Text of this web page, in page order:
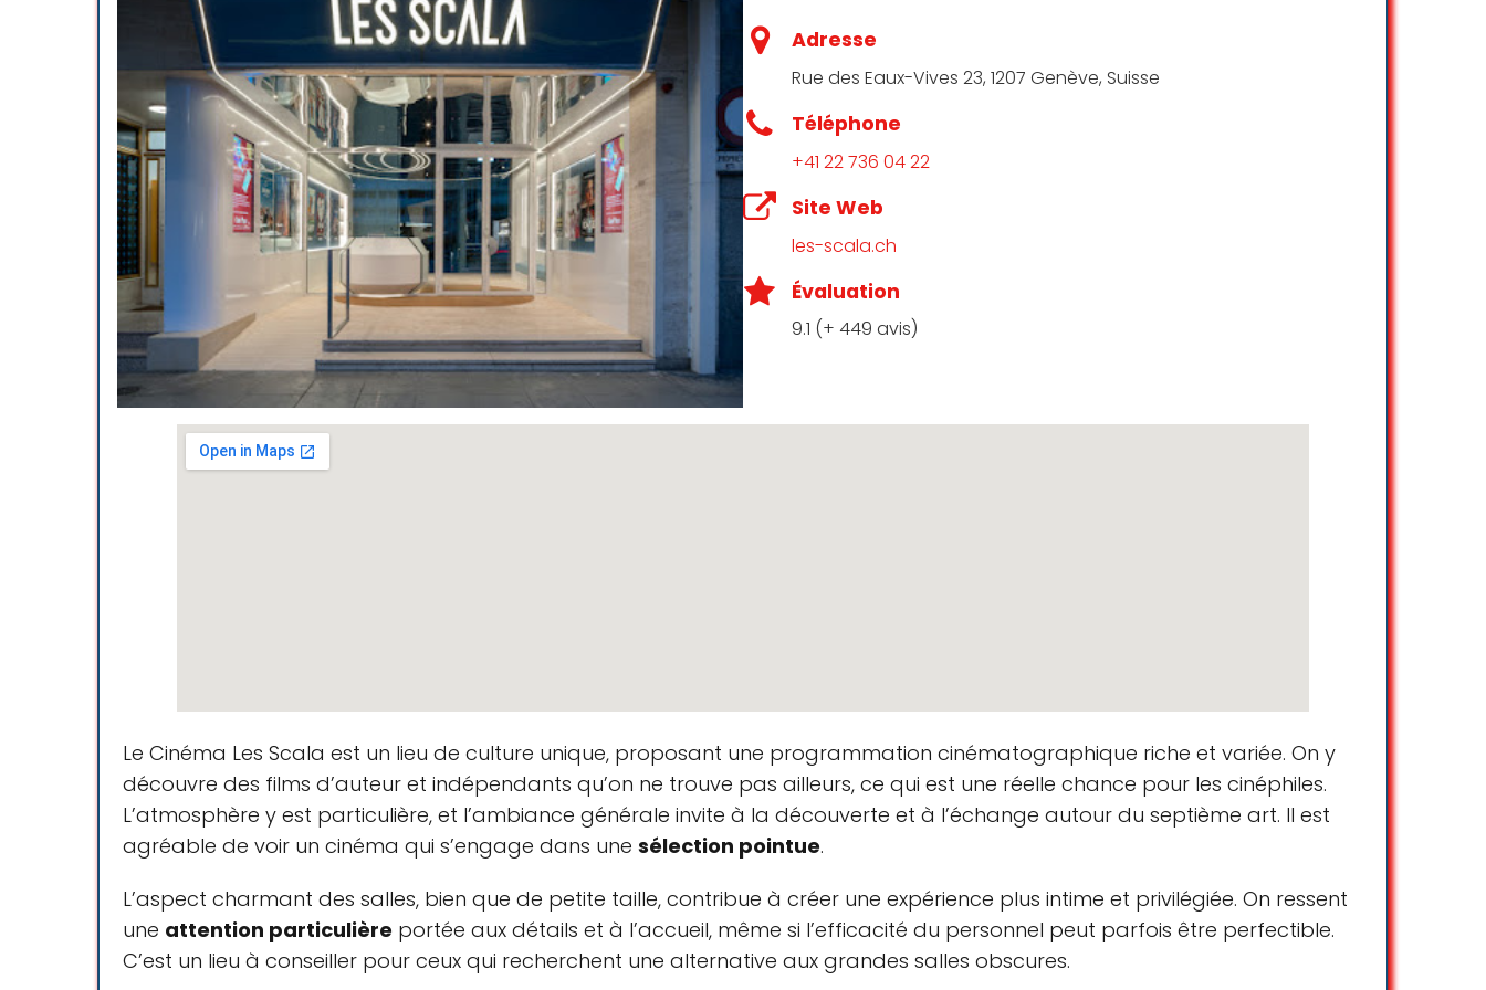
Paiements mobiles NFC
Personnel accueillant et sympathique, mes expériences dans ces cinémas ont toujours été formidables, appréciation
particulière pour le festival des films palestiniens ” Palestine filmer c’est exister ” je dirais eye opening merci pour votre
organisation
Ce cinéma bénéficie d’une programmation et d’un choix exceptionnels, c’est génial pour les cinéphiles. Il y a aussi une terrasse
et un restaurant, que demander de plus ?
Bon film et bons intervenants.
☆ 5/5
pour les cinéphiles un lieu à découvrir à Genève.
une programmation d’exception
☆ 5/5
Adresse
Rue des Eaux-Vives 23, 1207 Genève, Suisse
Téléphone
+41 22 736 04 22
Site Web
les-scala.ch
Évaluation
9.1 (+ 449 avis)
Le Cinéma Les Scala est un lieu de culture unique, proposant une programmation cinématographique riche et variée. On y
découvre des films d’auteur et indépendants qu’on ne trouve pas ailleurs, ce qui est une réelle chance pour les cinéphiles.
L’atmosphère y est particulière, et l’ambiance générale invite à la découverte et à l’échange autour du septième art. Il est
agréable de voir un cinéma qui s’engage dans une sélection pointue.
L’aspect charmant des salles, bien que de petite taille, contribue à créer une expérience plus intime et privilégiée. On ressent
une attention particulière portée aux détails et à l’accueil, même si l’efficacité du personnel peut parfois être perfectible.
C’est un lieu à conseiller pour ceux qui recherchent une alternative aux grandes salles obscures.